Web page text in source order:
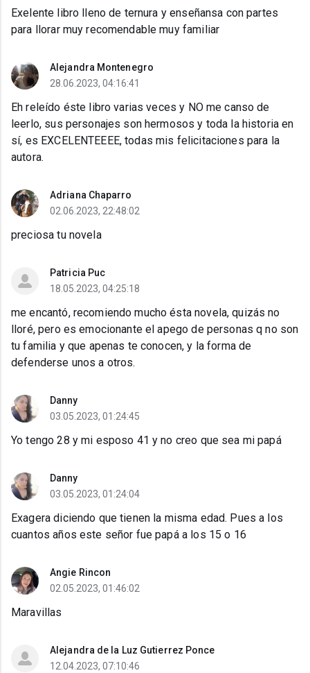
Exelente libro lleno de ternura y enseñansa con partes
para llorar muy recomendable muy familiar
Alejandra Montenegro
28.06.2023, 04:16:41
Eh releído éste libro varias veces y NO me canso de
leerlo, sus personajes son hermosos y toda la historia en
sí, es EXCELENTEEEE, todas mis felicitaciones para la
autora.
Adriana Chaparro
02.06.2023, 22:48:02
preciosa tu novela
Patricia Puc
18.05.2023, 04:25:18
me encantó, recomiendo mucho ésta novela, quizás no
lloré, pero es emocionante el apego de personas q no son
tu familia y que apenas te conocen, y la forma de
defenderse unos a otros.
Danny
03.05.2023, 01:24:45
Yo tengo 28 y mi esposo 41 y no creo que sea mi papá
Danny
03.05.2023, 01:24:04
Exagera diciendo que tienen la misma edad. Pues a los
cuantos años este señor fue papá a los 15 o 16
Angie Rincon
02.05.2023, 01:46:02
Maravillas
Alejandra de la Luz Gutierrez Ponce
12.04.2023, 07:10:46